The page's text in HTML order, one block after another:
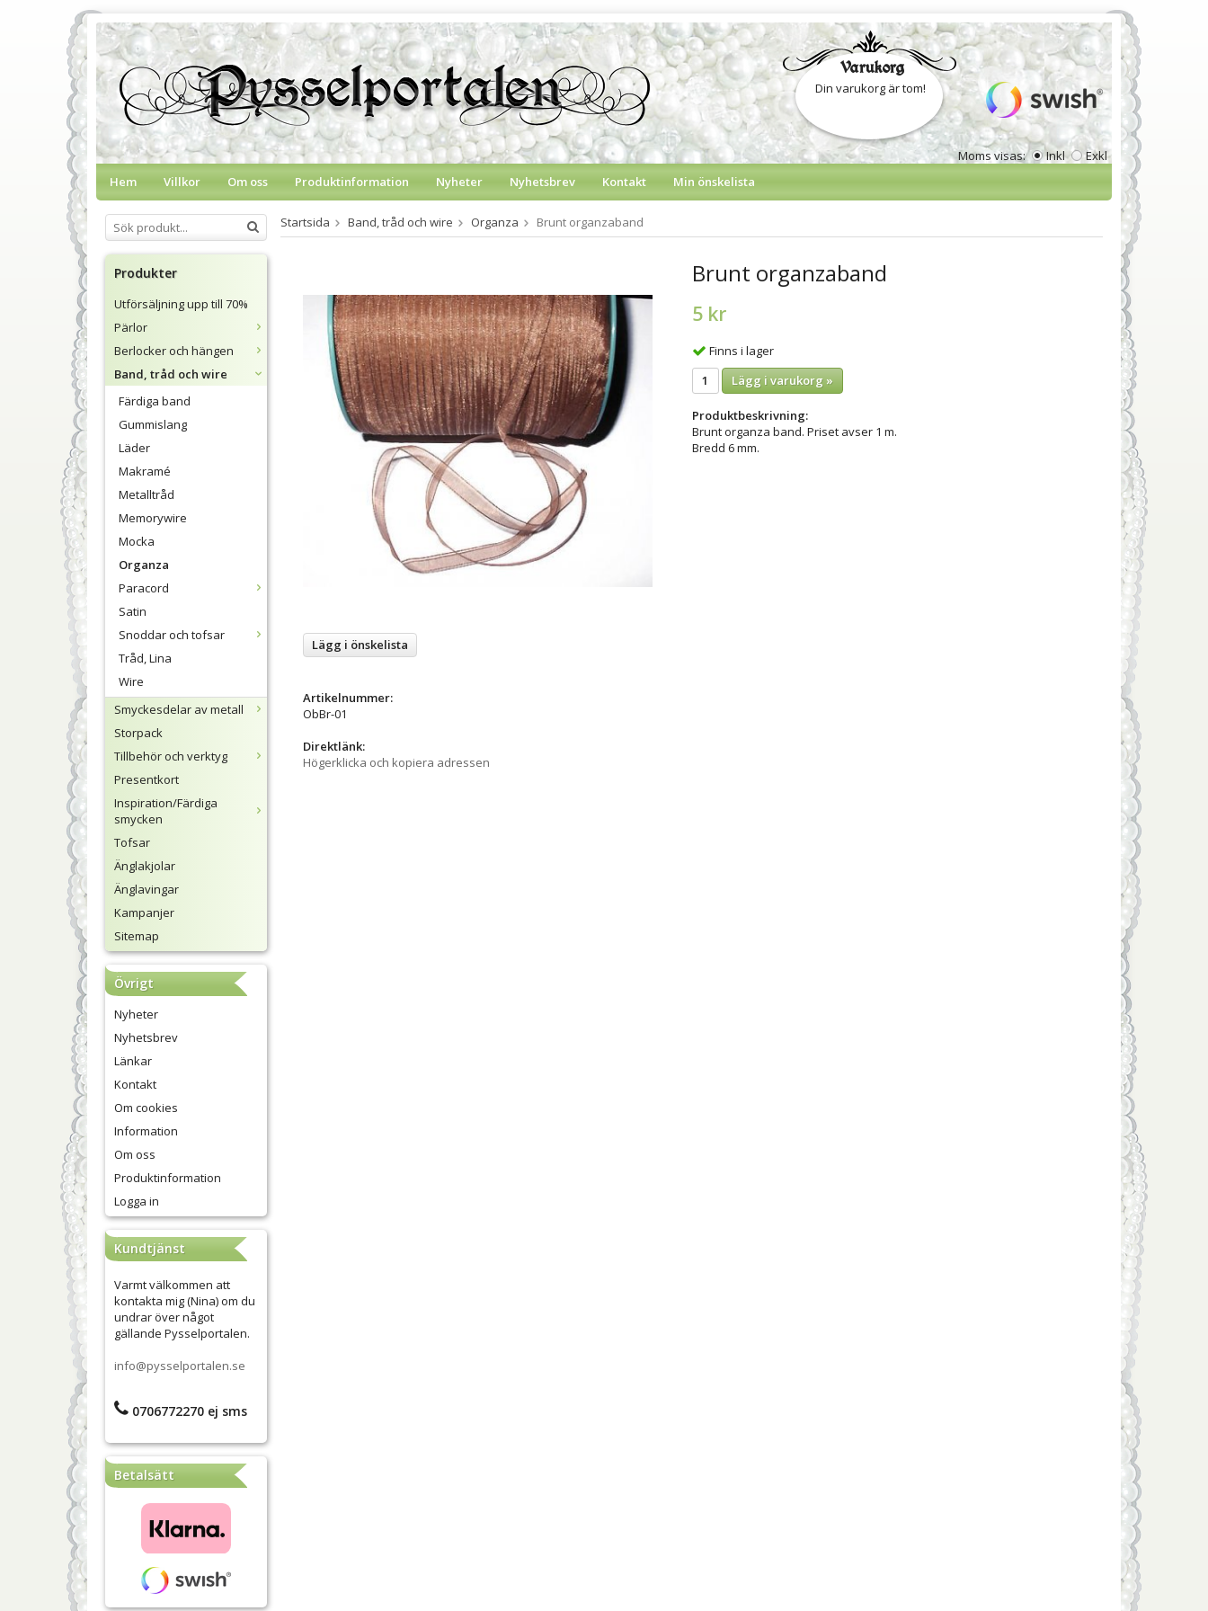
Moms visas: Inkl Exkl
Varukorg
Din varukorg är tom!
Hem Villkor Om oss Produktinformation Nyheter Nyhetsbrev Kontakt Min önskelista
Produkter
Utförsäljning upp till 70%
Pärlor
Berlocker och hängen
Band, tråd och wire
Färdiga band
Gummislang
Läder
Makramé
Metalltråd
Memorywire
Mocka
Organza
Paracord
Satin
Snoddar och tofsar
Tråd, Lina
Wire
Smyckesdelar av metall
Storpack
Tillbehör och verktyg
Presentkort
Inspiration/Färdiga
smycken
Tofsar
Änglakjolar
Änglavingar
Kampanjer
Sitemap
Övrigt
Nyheter
Nyhetsbrev
Länkar
Kontakt
Om cookies
Information
Om oss
Produktinformation
Logga in
Kundtjänst
Varmt välkommen att
kontakta mig (Nina) om du
undrar över något
gällande Pysselportalen.
info@pysselportalen.se
0706772270 ej sms
Betalsätt
Startsida Band, tråd och wire Organza Brunt organzaband
Brunt organzaband
5 kr
Finns i lager
Lägg i varukorg »
Produktbeskrivning:
Brunt organza band. Priset avser 1 m.
Bredd 6 mm.
Lägg i önskelista
Artikelnummer:
ObBr-01
Direktlänk:
Högerklicka och kopiera adressen